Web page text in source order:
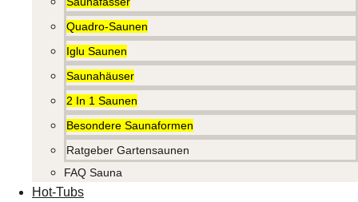
Quadro-Saunen
Iglu Saunen
Saunahäuser
2 In 1 Saunen
Besondere Saunaformen
Ratgeber Gartensaunen
FAQ Sauna
Hot-Tubs